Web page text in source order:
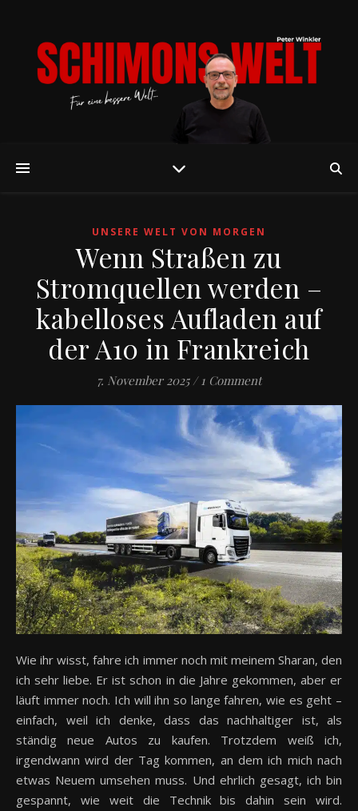
UNSERE WELT VON MORGEN
Wenn Straßen zu
Stromquellen werden –
kabelloses Aufladen auf
der A10 in Frankreich
7. November 2025 / 1 Comment
Wie ihr wisst, fahre ich immer noch mit meinem Sharan, den
ich sehr liebe. Er ist schon in die Jahre gekommen, aber er
läuft immer noch. Ich will ihn so lange fahren, wie es geht –
einfach, weil ich denke, dass das nachhaltiger ist, als
ständig neue Autos zu kaufen. Trotzdem weiß ich,
irgendwann wird der Tag kommen, an dem ich mich nach
etwas Neuem umsehen muss. Und ehrlich gesagt, ich bin
gespannt, wie weit die Technik bis dahin sein wird.